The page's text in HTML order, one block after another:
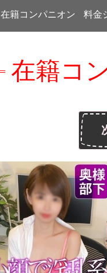
在籍コンパニオン 料金
在籍コ